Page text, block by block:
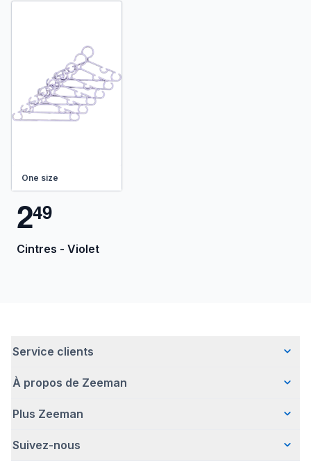
One size
249
Cintres - Violet
Service clients
Questions fréquentes
Livraison
Retour d'articles
À propos de Zeeman
Qui sommes-nous ?
Une entreprise responsable
Plus Zeeman
Avertissement de sécurité
Suivez-nous